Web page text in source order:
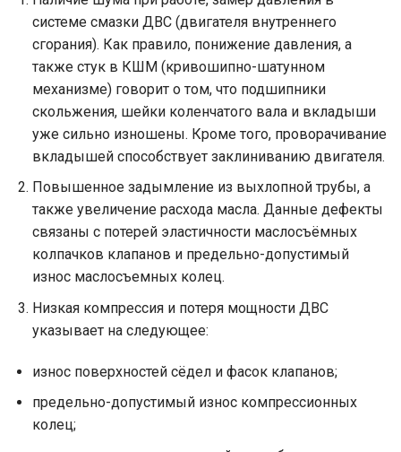
системе смазки ДВС (двигателя внутреннего
сгорания). Как правило, понижение давления, а
также стук в КШМ (кривошипно-шатунном
механизме) говорит о том, что подшипники
скольжения, шейки коленчатого вала и вкладыши
уже сильно изношены. Кроме того, проворачивание
вкладышей способствует заклиниванию двигателя.
Повышенное задымление из выхлопной трубы, а
также увеличение расхода масла. Данные дефекты
связаны с потерей эластичности маслосъёмных
колпачков клапанов и предельно-допустимый
износ маслосъемных колец.
Низкая компрессия и потеря мощности ДВС
указывает на следующее:
износ поверхностей сёдел и фасок клапанов;
предельно-допустимый износ компрессионных
колец;